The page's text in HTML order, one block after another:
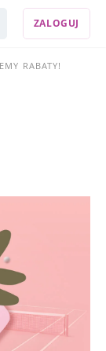
ZALOGUJ
RABATY!